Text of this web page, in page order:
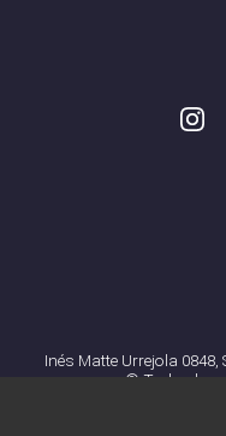
Inés Matte Urrejola 0848,
© Todos los